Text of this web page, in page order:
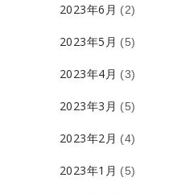
2023年6月 (2)
2023年5月 (5)
2023年4月 (3)
2023年3月 (5)
2023年2月 (4)
2023年1月 (5)